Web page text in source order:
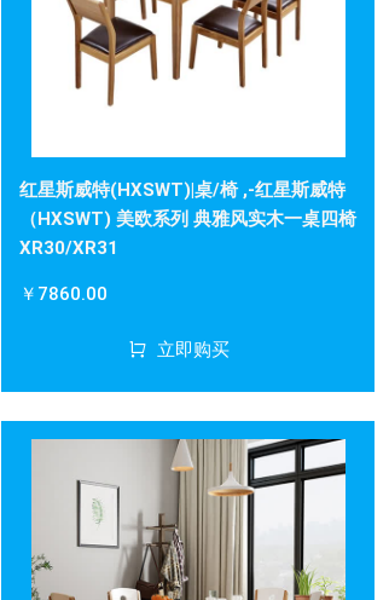
红星斯威特(HXSWT)|桌/椅 ,-红星斯威特
（HXSWT) 美欧系列 典雅风实木一桌四椅
XR30/XR31
￥7860.00
立即购买